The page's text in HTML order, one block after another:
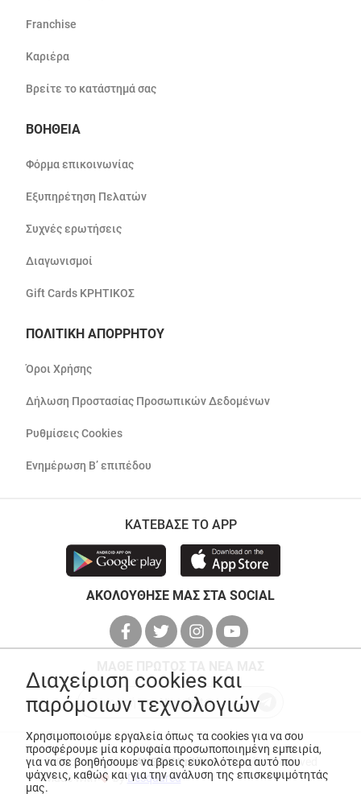
Franchise
Καριέρα
Βρείτε το κατάστημά σας
ΒΟΗΘΕΙΑ
Φόρμα επικοινωνίας
Εξυπηρέτηση Πελατών
Συχνές ερωτήσεις
Διαγωνισμοί
Gift Cards ΚΡΗΤΙΚΟΣ
ΠΟΛΙΤΙΚΗ ΑΠΟΡΡΗΤΟΥ
Όροι Χρήσης
Δήλωση Προστασίας Προσωπικών Δεδομένων
Ρυθμίσεις Cookies
Ενημέρωση Β’ επιπέδου
ΚΑΤΕΒΑΣΕ ΤΟ APP
ΑΚΟΛΟΥΘΗΣΕ ΜΑΣ ΣΤΑ SOCIAL
© Copyright 2026ANEDIK Kritikos. All Rights Reserved
Made with
byDesquared
Διαχείριση cookies και
παρόμοιων τεχνολογιών
Χρησιμοποιούμε εργαλεία όπως τα cookies για να σου
προσφέρουμε μία κορυφαία προσωποποιημένη εμπειρία,
για να σε βοηθήσουμε να βρεις ευκολότερα αυτό που
ψάχνεις, καθώς και για την ανάλυση της επισκεψιμότητάς
μας.